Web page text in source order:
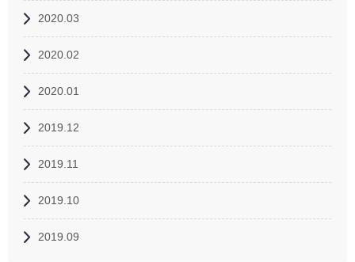
2020.03
2020.02
2020.01
2019.12
2019.11
2019.10
2019.09